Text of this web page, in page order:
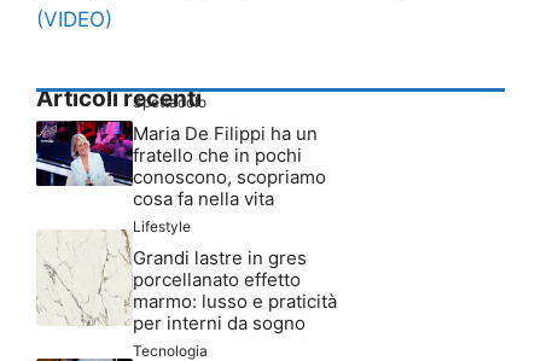
(VIDEO)
Articoli recenti
Spettacolo
Maria De Filippi ha un
fratello che in pochi
conoscono, scopriamo
cosa fa nella vita
Lifestyle
Grandi lastre in gres
porcellanato effetto
marmo: lusso e praticità
per interni da sogno
Tecnologia